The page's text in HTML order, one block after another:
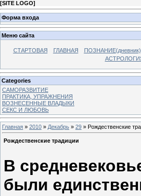
[SITE LOGO]
Форма входа
Меню сайта
СТАРТОВАЯ ГЛАВНАЯ ПОЗНАНИЕ(дневник)
Categories
САМОРАЗВИТИЕ
ПРАКТИКА, УПРАЖНЕНИЯ
ВОЗНЕСЕННЫЕ ВЛАДЫКИ
СЕКС И ЛЮБОВЬ
Главная » 2010 » Декабрь » 29 » Рождественские
Рождественские традиции
В
были